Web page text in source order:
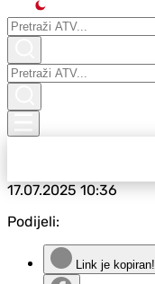
17.07.202510:36
Podijeli:
Link je kopiran!